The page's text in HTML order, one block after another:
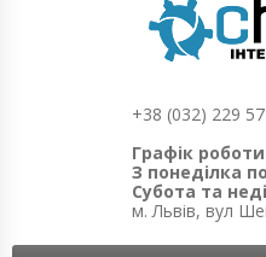
+38 (032) 229 57
Графік
З понеділка
Субота та
м. Львів, вул